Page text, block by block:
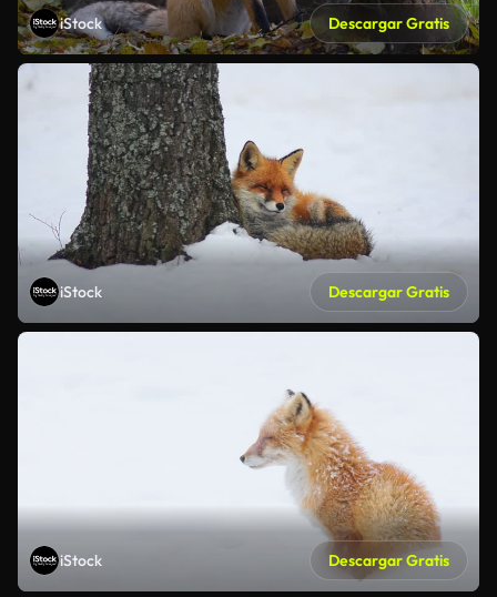
iStock Descargar Gratis
iStock Descargar Gratis
iStock Descargar Gratis